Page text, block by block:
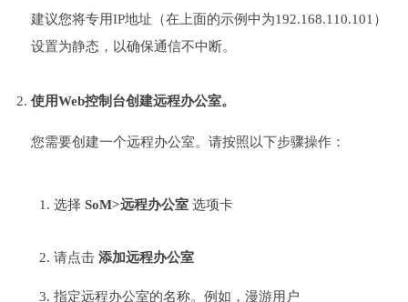
建议您将专用IP地址（在上面的示例中为192.168.110.101）
设置为静态，以确保通信不中断。
使用Web控制台创建远程办公室。
您需要创建一个远程办公室。请按照以下步骤操作：
选择 SoM>远程办公室选项卡
请点击 添加远程办公室
指定远程办公室的名称。例如，漫游用户